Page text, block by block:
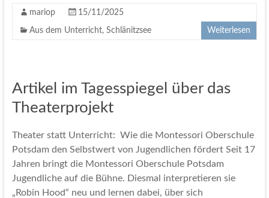
mariop 15/11/2025
Aus dem Unterricht, Schlänitzsee Weiterlesen
Artikel im Tagesspiegel über das
Theaterprojekt
Theater statt Unterricht: Wie die Montessori Oberschule
Potsdam den Selbstwert von Jugendlichen fördert Seit 17
Jahren bringt die Montessori Oberschule Potsdam
Jugendliche auf die Bühne. Diesmal interpretieren sie
„Robin Hood“ neu und lernen dabei, über sich